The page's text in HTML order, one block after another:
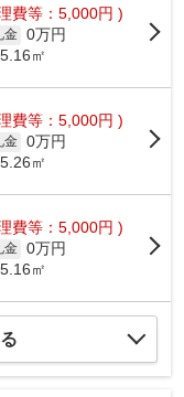
費等：5,000円 )
金 0万円
㎡
費等：5,000円 )
金 0万円
㎡
費等：5,000円 )
金 0万円
㎡